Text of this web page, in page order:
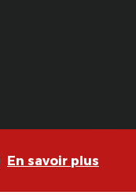
En savoir plus